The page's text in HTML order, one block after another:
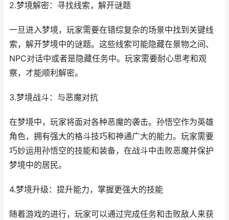
2.梦境解密：寻找线索，解开谜题
一旦进入梦境，玩家需要在错综复杂的场景中找到关键线
索，解开梦境中的谜题。这些线索可能隐藏在景物之间、
NPC对话中或者是隐藏任务中。玩家需要耐心思考和观
察，才能顺利解密。
3.梦境战斗：与恶魔对抗
在梦境中，玩家将面对各种恶魔的袭击。孙悟空作为英雄
角色，拥有强大的格斗技巧和神通广大的能力。玩家需要
巧妙运用孙悟空的技能和装备，在战斗中击败恶魔并保护
梦境中的居民。
4.梦境升级：提升能力，掌握更强大的技能
随着游戏的进行，玩家可以通过完成任务和击败敌人来获